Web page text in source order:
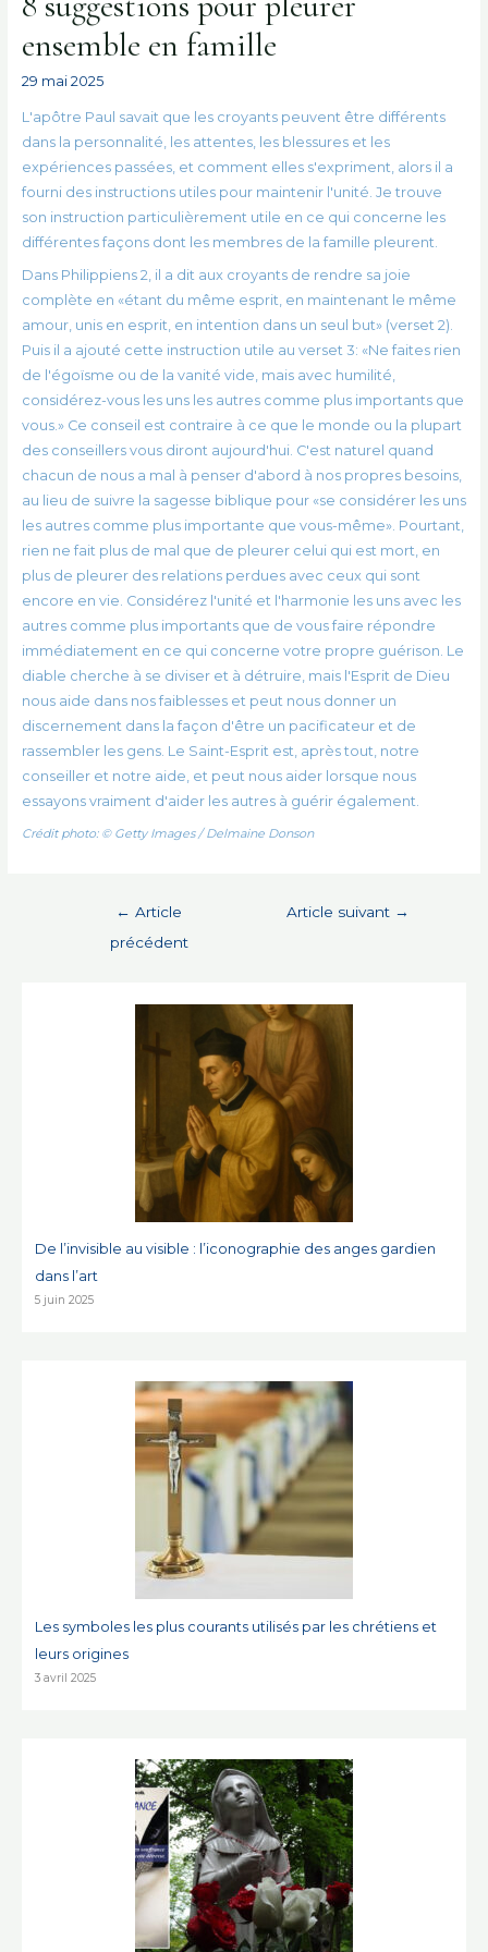
ensemble en famille
29 mai 2025
L'apôtre Paul savait que les croyants peuvent être différents
dans la personnalité, les attentes, les blessures et les
expériences passées, et comment elles s'expriment, alors il a
fourni des instructions utiles pour maintenir l'unité. Je trouve
son instruction particulièrement utile en ce qui concerne les
différentes façons dont les membres de la famille pleurent.
Dans Philippiens 2, il a dit aux croyants de rendre sa joie
complète en «étant du même esprit, en maintenant le même
amour, unis en esprit, en intention dans un seul but» (verset 2).
Puis il a ajouté cette instruction utile au verset 3: «Ne faites rien
de l'égoïsme ou de la vanité vide, mais avec humilité,
considérez-vous les uns les autres comme plus importants que
vous.» Ce conseil est contraire à ce que le monde ou la plupart
des conseillers vous diront aujourd'hui. C'est naturel quand
chacun de nous a mal à penser d'abord à nos propres besoins,
au lieu de suivre la sagesse biblique pour «se considérer les uns
les autres comme plus importante que vous-même». Pourtant,
rien ne fait plus de mal que de pleurer celui qui est mort, en
plus de pleurer des relations perdues avec ceux qui sont
encore en vie. Considérez l'unité et l'harmonie les uns avec les
autres comme plus importants que de vous faire répondre
immédiatement en ce qui concerne votre propre guérison. Le
diable cherche à se diviser et à détruire, mais l'Esprit de Dieu
nous aide dans nos faiblesses et peut nous donner un
discernement dans la façon d'être un pacificateur et de
rassembler les gens. Le Saint-Esprit est, après tout, notre
conseiller et notre aide, et peut nous aider lorsque nous
essayons vraiment d'aider les autres à guérir également.
Crédit photo: © Getty Images / Delmaine Donson
← Article
précédent
Article suivant →
De l’invisible au visible : l’iconographie des anges gardien
dans l’art
5 juin 2025
Les symboles les plus courants utilisés par les chrétiens et
leurs origines
3 avril 2025